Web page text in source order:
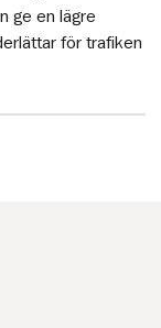
ge en lägre
för trafiken